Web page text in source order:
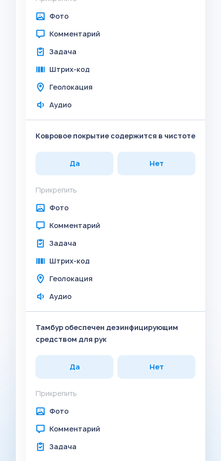
Фото
Комментарий
Задача
Штрих-код
Геолокация
Аудио
Ковровое покрытие содержится в чистоте
Да Нет
Прикрепить
Фото
Комментарий
Задача
Штрих-код
Геолокация
Аудио
Тамбур обеспечен дезинфицирующим
средством для рук
Да Нет
Прикрепить
Фото
Комментарий
Задача